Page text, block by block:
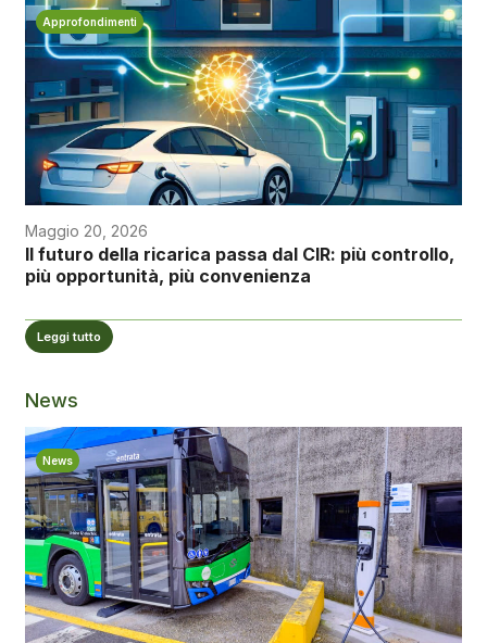
Approfondimenti
Maggio 20, 2026
Il futuro della ricarica passa dal CIR: più controllo,
più opportunità, più convenienza
Leggi tutto
News
News